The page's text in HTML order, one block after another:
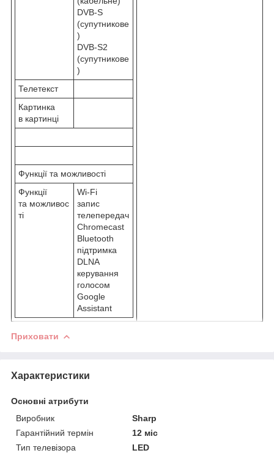
DVB-S
(супутникове
)
DVB-S2
(супутникове
)
Телетекст
Картинка
в картинці
Функції та можливості
Функції
та можливос
ті
Wi-Fi
запис
телепередач
Chromecast
Bluetooth
підтримка
DLNA
керування
голосом
Google
Assistant
Приховати
Характеристики
Основні атрибути
Виробник
Sharp
Гарантійний термін
12 міс
Тип телевізора
LED